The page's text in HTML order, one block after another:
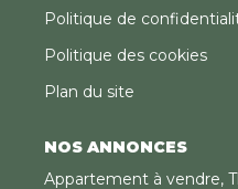
Politique de
Politique des cookies
Plan du site
NOS ANNONCES
Appartement à vendre,